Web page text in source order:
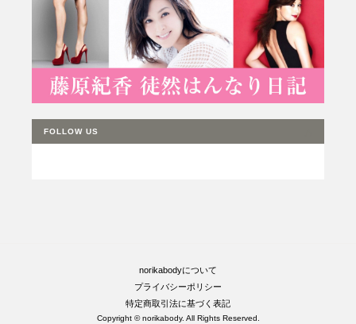
FOLLOW US
norikabodyについて
プライバシーポリシー
特定商取引法に基づく表記
Copyright © norikabody. All Rights Reserved.